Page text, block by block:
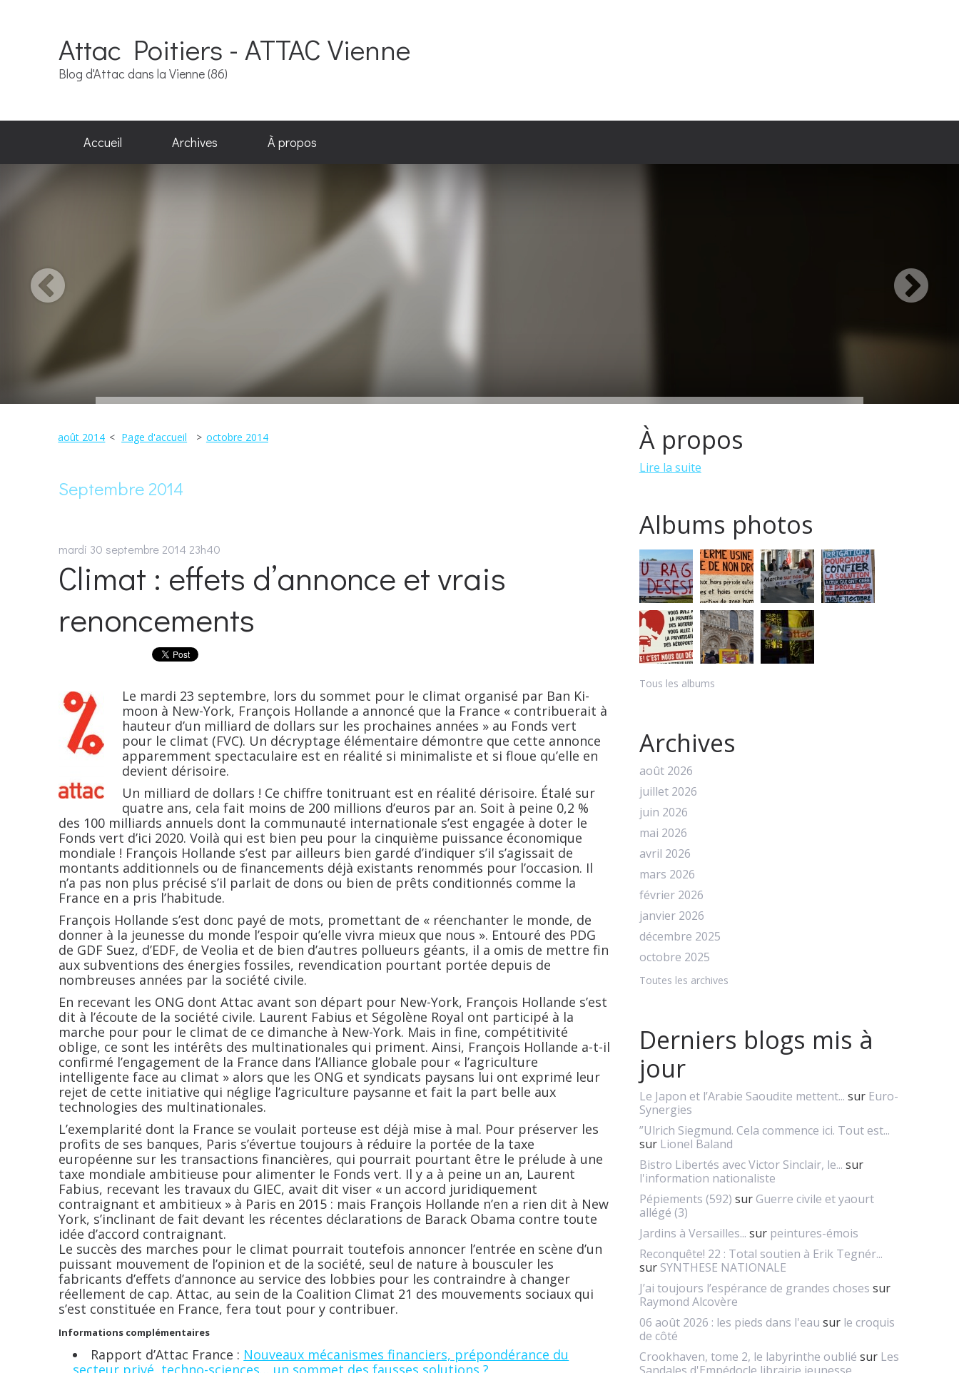
Attac Poitiers - ATTAC Vienne
Blog d'Attac dans la Vienne (86)
Accueil Archives À propos
août 2014 Page d'accueil octobre 2014
Septembre 2014
mardi 30 septembre 2014 23h40
Climat : effets d’annonce et vrais
renoncements
Le mardi 23 septembre, lors du sommet pour le climat organisé par Ban Ki-
moon à New-York, François Hollande a annoncé que la France « contribuerait à
hauteur d’un milliard de dollars sur les prochaines années » au Fonds vert
pour le climat (FVC). Un décryptage élémentaire démontre que cette annonce
apparemment spectaculaire est en réalité si minimaliste et si floue qu’elle en
devient dérisoire.
Un milliard de dollars ! Ce chiffre tonitruant est en réalité dérisoire. Étalé sur
quatre ans, cela fait moins de 200 millions d’euros par an. Soit à peine 0,2 %
des 100 milliards annuels dont la communauté internationale s’est engagée à doter le
Fonds vert d’ici 2020. Voilà qui est bien peu pour la cinquième puissance économique
mondiale ! François Hollande s’est par ailleurs bien gardé d’indiquer s’il s’agissait de
montants additionnels ou de financements déjà existants renommés pour l’occasion. Il
n’a pas non plus précisé s’il parlait de dons ou bien de prêts conditionnés comme la
France en a pris l’habitude.
François Hollande s’est donc payé de mots, promettant de « réenchanter le monde, de
donner à la jeunesse du monde l’espoir qu’elle vivra mieux que nous ». Entouré des PDG
de GDF Suez, d’EDF, de Veolia et de bien d’autres pollueurs géants, il a omis de mettre fin
aux subventions des énergies fossiles, revendication pourtant portée depuis de
nombreuses années par la société civile.
En recevant les ONG dont Attac avant son départ pour New-York, François Hollande s’est
dit à l’écoute de la société civile. Laurent Fabius et Ségolène Royal ont participé à la
marche pour pour le climat de ce dimanche à New-York. Mais in fine, compétitivité
oblige, ce sont les intérêts des multinationales qui priment. Ainsi, François Hollande a-t-il
confirmé l’engagement de la France dans l’Alliance globale pour « l’agriculture
intelligente face au climat » alors que les ONG et syndicats paysans lui ont exprimé leur
rejet de cette initiative qui néglige l’agriculture paysanne et fait la part belle aux
technologies des multinationales.
L’exemplarité dont la France se voulait porteuse est déjà mise à mal. Pour préserver les
profits de ses banques, Paris s’évertue toujours à réduire la portée de la taxe
européenne sur les transactions financières, qui pourrait pourtant être le prélude à une
taxe mondiale ambitieuse pour alimenter le Fonds vert. Il y a à peine un an, Laurent
Fabius, recevant les travaux du GIEC, avait dit viser « un accord juridiquement
contraignant et ambitieux » à Paris en 2015 : mais François Hollande n’en a rien dit à New
York, s’inclinant de fait devant les récentes déclarations de Barack Obama contre toute
idée d’accord contraignant.
Le succès des marches pour le climat pourrait toutefois annoncer l’entrée en scène d’un
puissant mouvement de l’opinion et de la société, seul de nature à bousculer les
fabricants d’effets d’annonce au service des lobbies pour les contraindre à changer
réellement de cap. Attac, au sein de la Coalition Climat 21 des mouvements sociaux qui
s’est constituée en France, fera tout pour y contribuer.
Informations complémentaires
Rapport d’Attac France : Nouveaux mécanismes financiers, prépondérance du
secteur privé, techno-sciences… un sommet des fausses solutions ?
À propos
Lire la suite
Albums photos
Tous les albums
Archives
août 2026
juillet 2026
juin 2026
mai 2026
avril 2026
mars 2026
février 2026
janvier 2026
décembre 2025
octobre 2025
Toutes les archives
Derniers blogs mis à
jour
Le Japon et l’Arabie Saoudite mettent... sur Euro-
Synergies
”Ulrich Siegmund. Cela commence ici. Tout est...
sur Lionel Baland
Bistro Libertés avec Victor Sinclair, le... sur
l'information nationaliste
Pépiements (592) sur Guerre civile et yaourt
allégé (3)
Jardins à Versailles... sur peintures-émois
Reconquête! 22 : Total soutien à Erik Tegnér...
sur SYNTHESE NATIONALE
J’ai toujours l’espérance de grandes choses sur
Raymond Alcovère
06 août 2026 : les pieds dans l'eau sur le croquis
de côté
Crookhaven, tome 2, le labyrinthe oublié sur Les